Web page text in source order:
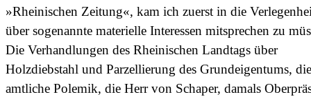
»Rheinischen Zeitung«, kam ich zuerst in die
über sogenannte materielle Interessen mitsprechen zu
Die Verhandlungen des Rheinischen Landtags über
Holzdiebstahl und Parzellierung des Grundeigentums, die
amtliche Polemik, die Herr von Schaper, damals